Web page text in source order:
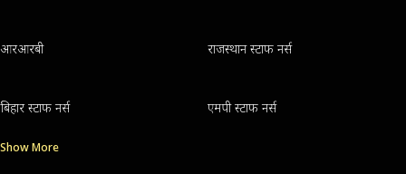
आरआरबी राजस्थान स्टाफ नर्स
बिहार स्टाफ नर्स एमपी स्टाफ नर्स
Show More